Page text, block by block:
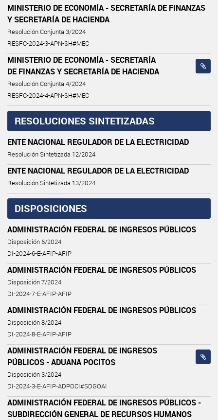
MINISTERIO DE ECONOMÍA - SECRETARÍA DE FINANZAS
Y SECRETARÍA DE HACIENDA
Resolución Conjunta 3/2024
RESFC-2024-3-APN-SH#MEC
MINISTERIO DE ECONOMÍA - SECRETARÍA
DE FINANZAS Y SECRETARÍA DE HACIENDA
Resolución Conjunta 4/2024
RESFC-2024-4-APN-SH#MEC
RESOLUCIONES SINTETIZADAS
ENTE NACIONAL REGULADOR DE LA ELECTRICIDAD
Resolución Sintetizada 12/2024
ENTE NACIONAL REGULADOR DE LA ELECTRICIDAD
Resolución Sintetizada 13/2024
DISPOSICIONES
ADMINISTRACIÓN FEDERAL DE INGRESOS PÚBLICOS
Disposición 6/2024
DI-2024-6-E-AFIP-AFIP
ADMINISTRACIÓN FEDERAL DE INGRESOS PÚBLICOS
Disposición 7/2024
DI-2024-7-E-AFIP-AFIP
ADMINISTRACIÓN FEDERAL DE INGRESOS PÚBLICOS
Disposición 8/2024
DI-2024-8-E-AFIP-AFIP
ADMINISTRACIÓN FEDERAL DE INGRESOS
PÚBLICOS - ADUANA POCITOS
Disposición 3/2024
DI-2024-3-E-AFIP-ADPOCI#SDGOAI
ADMINISTRACIÓN FEDERAL DE INGRESOS PÚBLICOS -
SUBDIRECCIÓN GENERAL DE RECURSOS HUMANOS